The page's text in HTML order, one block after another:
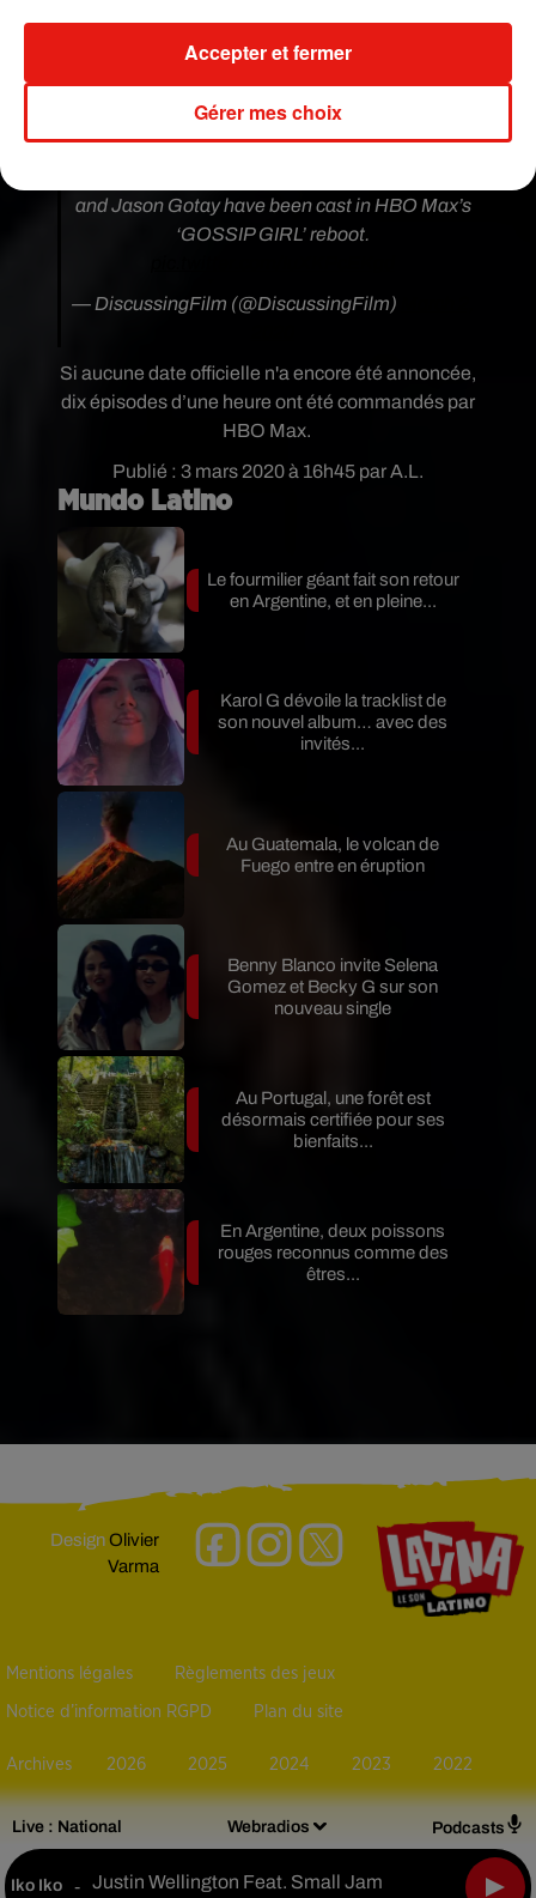
Live : National Webradios Podcasts
Iko Iko - Justin Wellington Feat. Small Jam
Publié : 3 mars 2020 à 16h45 par A.L.
by e in venice
Une publication partagée par @emilyalind
and Jason Gotay have been cast in HBO Max’s
‘GOSSIP GIRL’ reboot.
— DiscussingFilm (@DiscussingFilm)
Si aucune date officielle n'a encore été annoncée,
dix épisodes d’une heure ont été commandés par
HBO Max.
Mundo Latino
Le fourmilier géant fait son retour
en Argentine, et en pleine...
Karol G dévoile la tracklist de
son nouvel album… avec des
invités...
Au Guatemala, le volcan de
Fuego entre en éruption
Benny Blanco invite Selena
Gomez et Becky G sur son
nouveau single
Au Portugal, une forêt est
désormais certifiée pour ses
bienfaits...
En Argentine, deux poissons
rouges reconnus comme des
êtres...
DesignOlivier
Varma
Mentions légales Règlements des jeux
Notice d’information RGPD Plan du site
Archives 2026 2025 2024 2023 2022
Gérer mes choix
Accepter et fermer